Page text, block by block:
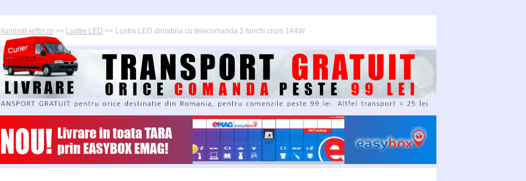
iluminat-ieftin.ro >> Lustre LED >> Lustra LED dimabila cu telecomanda 3 functii crom 144W